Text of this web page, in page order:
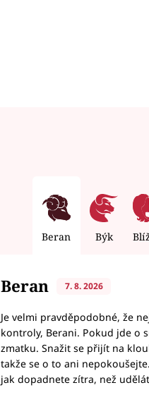
Beran Býk
Beran 7. 8. 2026
Je velmi pravděpodobné, že
kontroly, Berani. Pokud jde o
zmatku. Snažit se přijít na
takže se o to ani
jak dopadnete zítra, než